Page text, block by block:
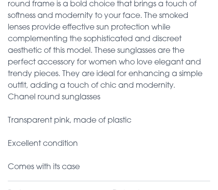
round frame is a bold choice that brings a touch of
softness and modernity to your face. The smoked
lenses provide effective sun protection while
complementing the sophisticated and discreet
aesthetic of this model. These sunglasses are the
perfect accessory for women who love elegant and
trendy pieces. They are ideal for enhancing a simple
outfit, adding a touch of chic and modernity.
Chanel round sunglasses
Transparent pink, made of plastic
Excellent condition
Comes with its case